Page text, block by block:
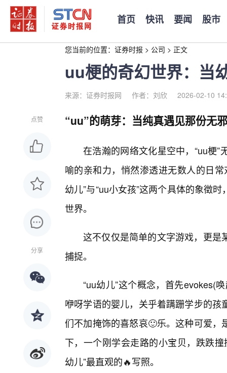
首页 快讯 要闻 股市
您当前的位置： 证券时报 > 公司 > 正文
uu梗的奇幻世界：当
来源：证券时报网 作者：刘欣 2026-02-10
点赞
分享
“uu”的萌芽：当纯真遇见那份无邪
在浩瀚的网络文化星空中，“uu梗
喻的亲和力，悄然渗透进无数人的日
幼儿”与“uu小女孩”这两个具体的象徵
世界。
这不仅仅是简单的文字游戏，更是
捕捉。
“uu幼儿”这个概念，首先evokes(
咿呀学语的婴儿，关乎着蹒跚学步的
们不加掩饰的喜怒哀🙂乐。这种可爱
下，一个刚学会走路的小宝贝，跌跌
幼儿”最直观的🔥写照。